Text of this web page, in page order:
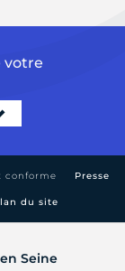
Seine
votre
conforme Presse
du site